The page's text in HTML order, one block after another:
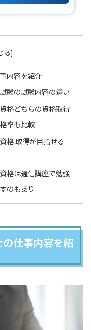
内容を紹介
験の試験内容の違い
格どちらの資格取得
率も比較
格 取得が目指せる
格は通信講座で勉強
のもあり
仕事内容を紹